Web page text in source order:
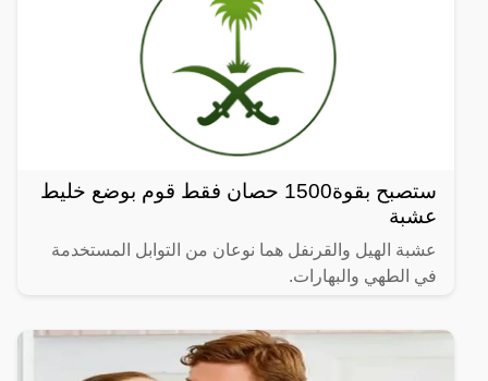
ستصبح بقوة1500 حصان فقط قوم بوضع خليط
عشبة
عشبة الهيل والقرنفل هما نوعان من التوابل المستخدمة
في الطهي والبهارات.